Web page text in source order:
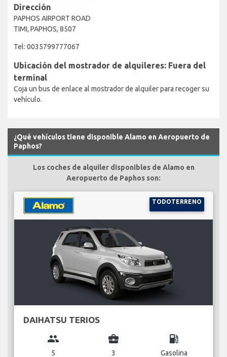
Dirección
PAPHOS AIRPORT ROAD
TIMI, PAPHOS, 8507
Tel: 0035799777067
Ubicación del mostrador de alquileres: Fuera del
terminal
Coja un bus de enlace al mostrador de alquiler para recoger su
vehículo.
¿Qué vehículos tiene disponible Alamo en Aeropuerto de
Paphos?
Los coches de alquiler disponibles de Alamo en
Aeropuerto de Paphos son:
TODOTERRENO
DAIHATSU TERIOS
group
5
business_center
3
local_gas_station
Gasolina